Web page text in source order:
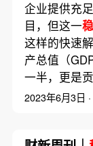
企业提供充
目，但这一
这样的快速
产总值（
一半，更是
2023年6月3日 ·